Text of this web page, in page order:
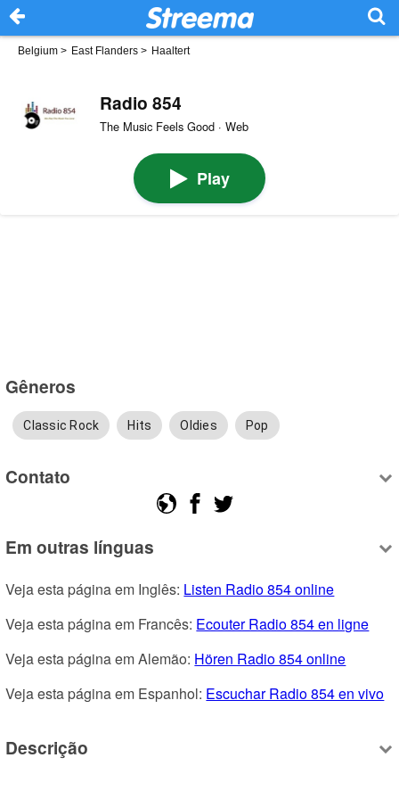
Belgium > East Flanders > Haaltert
Radio 854
The Music Feels Good · Web
Play
Gêneros
Classic Rock Hits Oldies Pop
Contato
Em outras línguas
Veja esta página em Inglês: Listen Radio 854 online
Veja esta página em Francês: Ecouter Radio 854 en ligne
Veja esta página em Alemão: Hören Radio 854 online
Veja esta página em Espanhol: Escuchar Radio 854 en vivo
Descrição